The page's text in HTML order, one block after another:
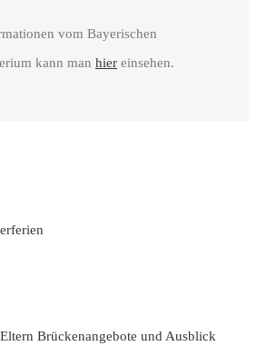
vom Bayerischen
kann man hier einsehen.
Brückenangebote und Ausblick